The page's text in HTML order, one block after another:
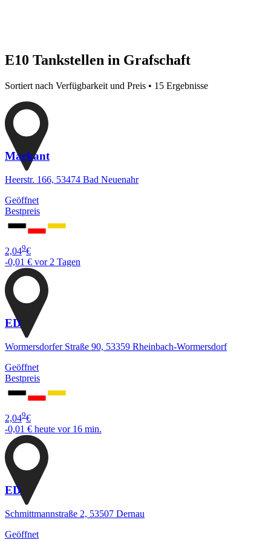
E10 Tankstellen in Grafschaft
Sortiert nach Verfügbarkeit und Preis • 15 Ergebnisse
Markant
Heerstr. 166, 53474 Bad Neuenahr
Geöffnet
Bestpreis
2,049€
-0,01 € vor 2 Tagen
ED
Wormersdorfer Straße 90, 53359 Rheinbach-Wormersdorf
Geöffnet
Bestpreis
2,049€
-0,01 € heute vor 16 min.
ED
Schmittmannstraße 2, 53507 Dernau
Geöffnet